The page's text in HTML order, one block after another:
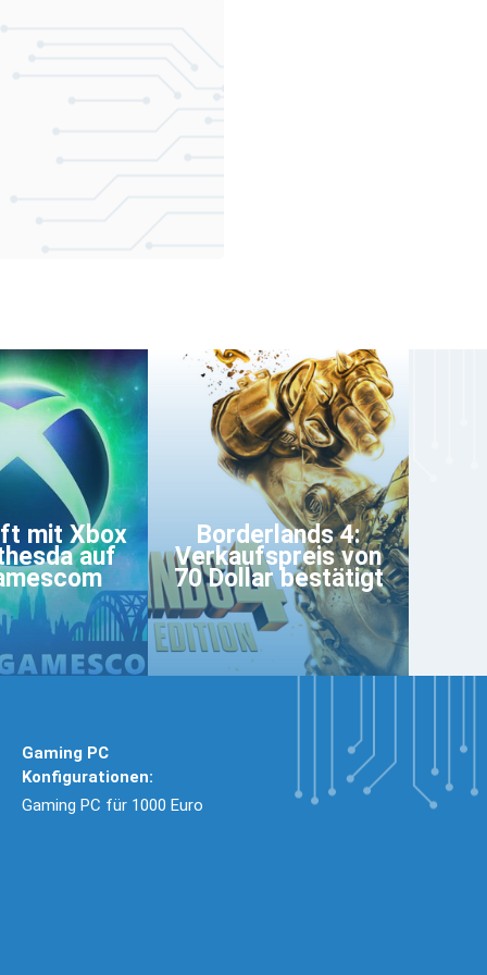
mit Xbox
auf
Borderlands 4:
Verkaufspreis von
70 Dollar bestätigt
Gaming PC
Konfigurationen:
Gaming PC für 1000 Euro